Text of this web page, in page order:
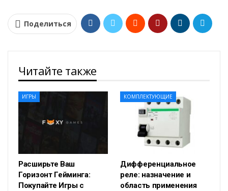
Поделиться
Читайте также
ИГРЫ
Расширьте Ваш
Горизонт Гейминга:
Покупайте Игры с
КОМПЛЕКТУЮЩИЕ
Дифференциальное
реле: назначение и
область применения